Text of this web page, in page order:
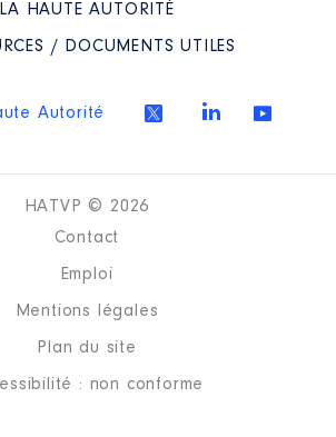
LA HAUTE AUTORITÉ
/ DOCUMENTS UTILES
Autorité
HATVP © 2026
Contact
Emploi
Mentions légales
Plan du site
: non conforme